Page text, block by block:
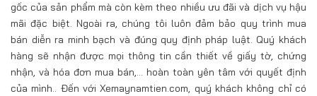
gốc của sản phẩm mà còn kèm theo nhiều ưu đãi và dịch vụ hậu
mãi đặc biệt. Ngoài ra, chúng tôi luôn đảm bảo quy trình mua
bán diễn ra minh bạch và đúng quy định pháp luật. Quý khách
hàng sẽ nhận được mọi thông tin cần thiết về giấy tờ, chứng
nhận, và hóa đơn mua bán,… hoàn toàn yên tâm với quyết định
của mình.. Đến với Xemaynamtien.com, quý khách không chỉ có